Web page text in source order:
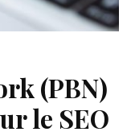
(PBN)
le SEO